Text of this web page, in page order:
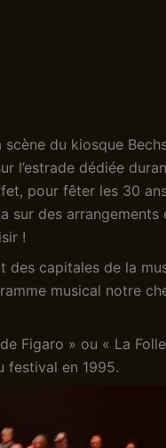
du kiosque
l’estrade dédiée
pour fêter les 30
sur des
!
capitales de la
musical notre
Figaro » ou « La
festival en 1995.